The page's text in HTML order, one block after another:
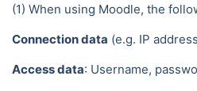
(1) When using Moodle, the
Connection data (e.g. IP
Access data: Username,